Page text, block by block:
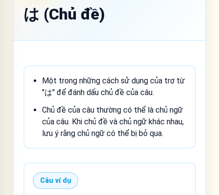
は (Chủ đề)
Một trong những cách sử dụng của trợ từ
"は" để đánh dấu chủ đề của câu.
Chủ đề của câu thường có thể là chủ ngữ
của câu. Khi chủ đề và chủ ngữ khác nhau,
lưu ý rằng chủ ngữ có thể bị bỏ qua.
Câu ví dụ